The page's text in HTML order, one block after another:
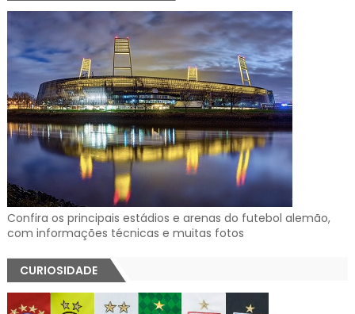
Confira os principais estádios e arenas do futebol alemão,
com informações técnicas e muitas fotos
CURIOSIDADE